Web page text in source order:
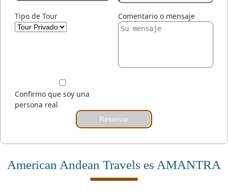
Tipo de Tour Comentario o mensaje
Confirmo que soy una
persona real
Reservar
American Andean Travels es AMANTRA